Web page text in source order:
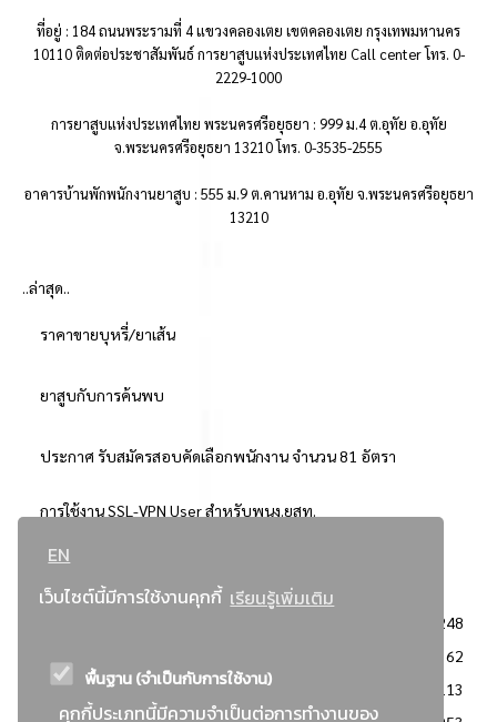
EN
เว็บไซต์นี้มีการใช้งานคุกกี้ เรียนรู้เพิ่มเติม
พื้นฐาน (จำเป็นกับการใช้งาน)
คุกกี้ประเภทนี้มีความจำเป็นต่อการทำงานของ
ที่อยู่ : 184 ถนนพระรามที่ 4 แขวงคลองเตย เขตคลองเตย กรุงเทพมหานคร
10110 ติดต่อประชาสัมพันธ์ การยาสูบแห่งประเทศไทย Call center โทร. 0-
2229-1000
การยาสูบแห่งประเทศไทย พระนครศรีอยุธยา : 999 ม.4 ต.อุทัย อ.อุทัย
จ.พระนครศรีอยุธยา 13210 โทร. 0-3535-2555
อาคารบ้านพักพนักงานยาสูบ : 555 ม.9 ต.คานหาม อ.อุทัย จ.พระนครศรีอยุธยา
13210
..ล่าสุด..
ราคาขายบุหรี่/ยาเส้น
ยาสูบกับการค้นพบ
ประกาศ รับสมัครสอบคัดเลือกพนักงาน จำนวน 81 อัตรา
การใช้งาน SSL-VPN User สำหรับพนง.ยสท.
..ยอดนิยม..
3248
2362
: วิธีเฉพาะเจาะจง
2113